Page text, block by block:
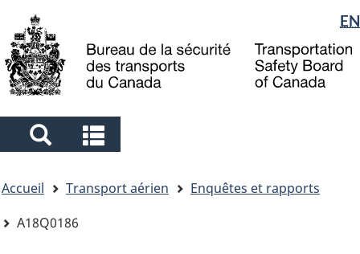
to
main
to
"About
government"
à
la
Sélection
de
la
langue
EN
Search
and
menus
and
menus
êtes
ici
Accueil Transport aérien
Enquêtes et rapports
A18Q0186